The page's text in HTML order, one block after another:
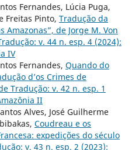
Fernandes, Lúcia Puga,
Freitas Pinto, Tradução da
Amazonas”, de Jorge M. Von
v. 44 n. esp. 4 (2024):
IV
Fernandes, Quando do
d’os Crimes de
Tradução: v. 42 n. esp. 1
II
Alves, José Guilherme
Coudreau e os
expedições do século
v. 43 n. esp. 2 (2023):